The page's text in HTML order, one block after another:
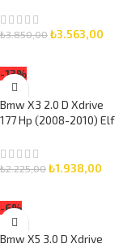
Bakım Seti 3 Parça Set
₺3.850,00₺3.563,00
-13%
Bmw X3 2.0 D Xdrive
177 Hp (2008-2010) Elf
Yağlı Bakım Seti 3 Parça
Set
₺2.225,00₺1.938,00
-6%
Bmw X5 3.0 D Xdrive